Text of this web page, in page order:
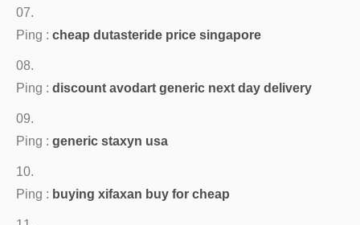
Ping : cheap dutasteride price singapore
Ping : discount avodart generic next day delivery
Ping : generic staxyn usa
Ping : buying xifaxan buy for cheap